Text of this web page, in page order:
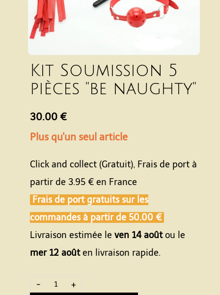
Kit Soumission 5
pièces "be naughty"
30.00 €
Plus qu'un seul article
Click and collect (Gratuit), Frais de port à
partir de 3.95 € en France
Frais de port gratuits sur les
commandes à partir de 50.00 €
Livraison estimée le ven 14 aoûtou le
mer 12 aoûten livraison rapide.
- +